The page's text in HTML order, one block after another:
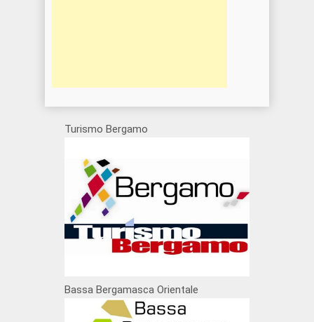
Turismo Bergamo
Bassa Bergamasca Orientale